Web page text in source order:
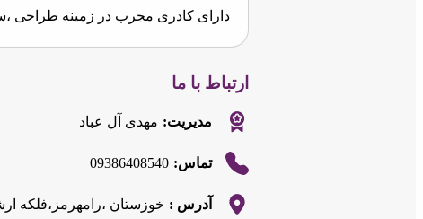
دارای کادری مجرب در زمینه طراحی
ارتباط با ما
مدیریت: مهدی آل عباد
تماس: 09386408540
آدرس : خوزستان ،رامهرمز،فلکه